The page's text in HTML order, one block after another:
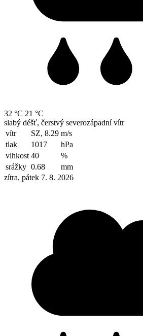
32 °C 21 °C
slabý déšť, čerstvý severozápadní vítr
vítr
SZ, 8.29 m/s
tlak
1017
hPa
vlhkost 40
%
srážky 0.68
mm
zítra, pátek 7. 8. 2026